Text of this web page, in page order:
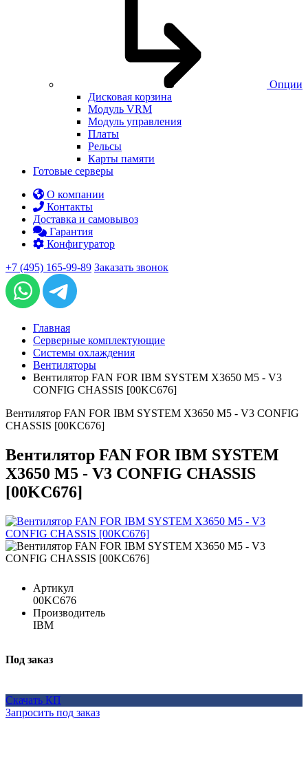
Опции
Дисковая корзина
Модуль VRM
Модуль управления
Платы
Рельсы
Карты памяти
Готовые серверы
О компании
Контакты
Доставка и самовывоз
Гарантия
Конфигуратор
+7 (495) 165-99-89 Заказать звонок
Главная
Серверные комплектующие
Системы охлаждения
Вентиляторы
Вентилятор FAN FOR IBM SYSTEM X3650 M5 - V3
CONFIG CHASSIS [00KC676]
Вентилятор FAN FOR IBM SYSTEM X3650 M5 - V3 CONFIG
CHASSIS [00KC676]
Вентилятор FAN FOR IBM SYSTEM
X3650 M5 - V3 CONFIG CHASSIS
[00KC676]
Артикул
00KC676
Производитель
IBM
Под заказ
Скачать КП
Запросить под заказ